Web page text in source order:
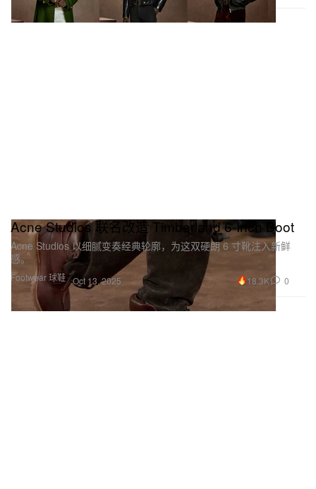
Footwear 球鞋
Acne Studios 联名改造 Timberland 6-Inch Boot
Acne Studios 以细腻变奏经典轮廓，为这双硬朗 6 寸靴注入新鲜
感。
Oct 13, 2025 18.3K 0